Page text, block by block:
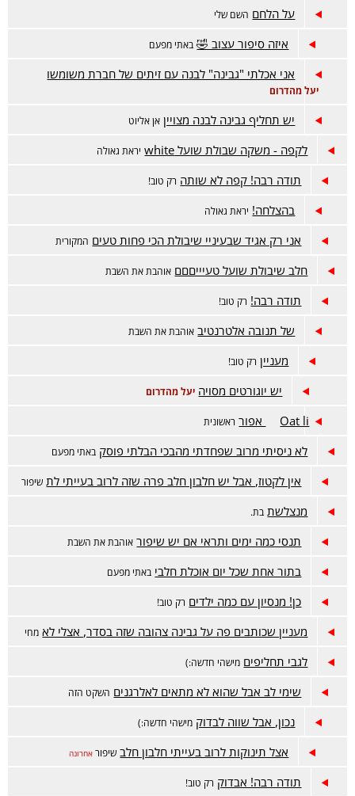
על הלחם השם שלי
איזה סיפור עצוב 🤣 באתי מפעם
אני אכלתי "גבינה" לבנה עם זיתים של חברת משומשו
יעל מהדרום
יש תחליף גבינה לבנה מצויין אן אליוט
לקפה - משקה שבולת שועל white יראת גאולה
תודה רבה! קפה לא שותה רק טוב!
בהצלחה! יראת גאולה
אני רק אגיד שבעיניי שיבולת הכי פחות טעים המקורית
חלב שיבולת שועל טעיייםםם אוהבת את השבת
תודה רבה! רק טוב!
של תנובה אלטרנטיב אוהבת את השבת
מעניין רק טוב!
יש יוגורטים מסויה יעל מהדרום
Oat li אפור ראשונית
לא ניסיתי מרוב שפחדתי מהבכי הבלתי פוסק באתי מפעם
אין לקטוז, אבל יש חלבון חלב פרה שזה לרוב בעייתי לת שיפור
מנצלשת בת.
תנסי כמה ימים ותראי אם יש שיפור אוהבת את השבת
בתור אחת שכל יום אוכלת חלבי באתי מפעם
כן! מנסיון עם כמה ילדים רק טוב!
מעניין שכותבים פה על גבינה צהובה שזה בסדר, אצלי לא מחי
לגבי תחליפים מישהי חדשה:)
שימי לב אבל שהוא לא מתאים לאלרגנים השקט הזה
נכון, אבל שווה לבדוק מישהי חדשה:)
אצל תינוקות לרוב בעייתי חלבון חלב שיפור אחרונה
תודה רבה! אבדוק רק טוב!